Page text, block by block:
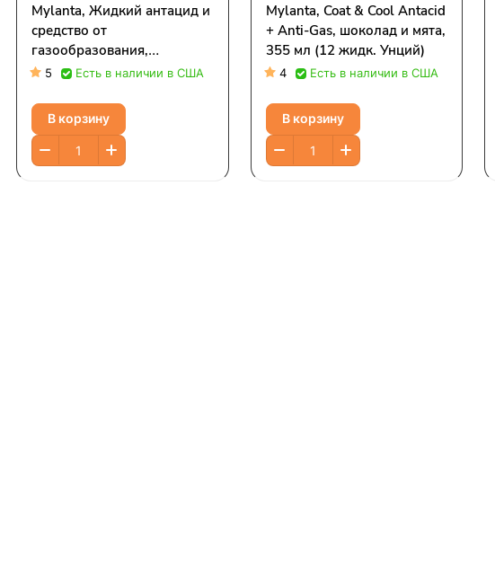
Mylanta, Жидкий антацид и
средство от
газообразования,
классический, 355 мл (12
5 Есть в наличии в США
В корзину
Mylanta, Coat & Cool Antacid
+ Anti-Gas, шоколад и мята,
355 мл (12 жидк. Унций)
4 Есть в наличии в США
В корзину